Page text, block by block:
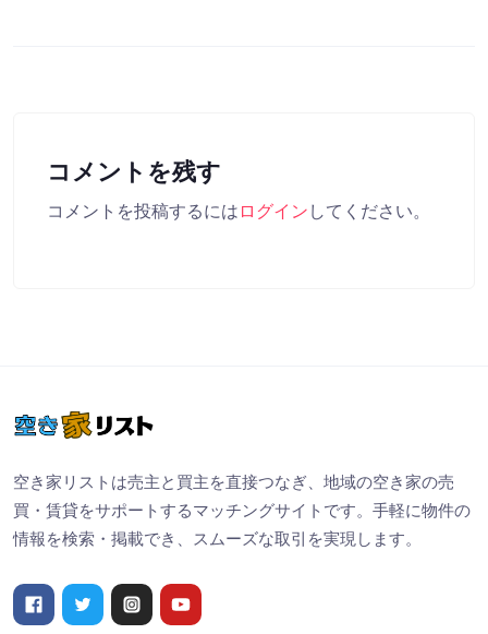
コメントを残す
コメントを投稿するには ログイン してください。
空き家リストは売主と買主を直接つなぎ、地域の空き家の売
買・賃貸をサポートするマッチングサイトです。手軽に物件の
情報を検索・掲載でき、スムーズな取引を実現します。